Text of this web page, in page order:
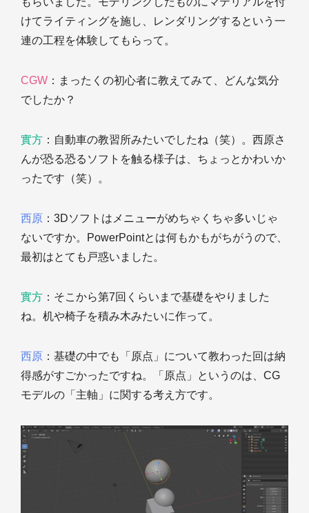
けてライティングを施し、レンダリングするという一
連の工程を体験してもらって。
CGW ：まったくの初心者に教えてみて、どんな気分
でしたか？
實方 ：自動車の教習所みたいでしたね（笑）。西原さ
んが恐る恐るソフトを触る様子は、ちょっとかわいか
ったです（笑）。
西原 ：3Dソフトはメニューがめちゃくちゃ多いじゃ
ないですか。PowerPointとは何もかもがちがうので、
最初はとても戸惑いました。
實方 ：そこから第7回くらいまで基礎をやりました
ね。机や椅子を積み木みたいに作って。
西原 ：基礎の中でも「原点」について教わった回は納
得感がすごかったですね。「原点」というのは、CG
モデルの「主軸」に関する考え方です。